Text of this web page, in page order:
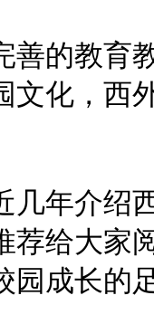
善的教育
文化，
几年介绍
荐给大家
园成长的